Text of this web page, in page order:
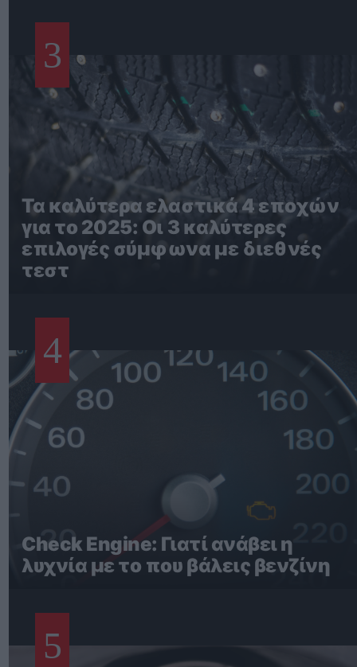
3
Τα καλύτερα ελαστικά 4 εποχών
για το 2025: Οι 3 καλύτερες
επιλογές σύμφωνα με διεθνές
τεστ
4
Check Engine: Γιατί ανάβει η
λυχνία με το που βάλεις βενζίνη
5